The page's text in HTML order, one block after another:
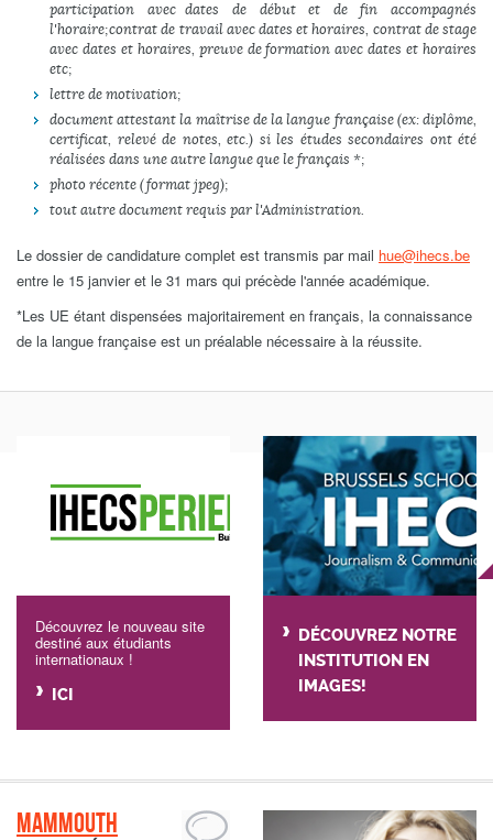
participation avec dates de début et de fin accompagnés
l'horaire; contrat de travail avec dates et horaires, contrat de stage
avec dates et horaires, preuve de formation avec dates et horaires
etc;
lettre de motivation;
document attestant la maîtrise de la langue française (ex: diplôme,
certificat, relevé de notes, etc.) si les études secondaires ont été
réalisées dans une autre langue que le français *;
photo récente (format jpeg);
tout autre document requis par l'Administration.
Le dossier de candidature complet est transmis par mail hue@ihecs.be
entre le 15 janvier et le 31 mars qui précède l'année académique.
*Les UE étant dispensées majoritairement en français, la connaissance
de la langue française est un préalable nécessaire à la réussite.
Découvrez le nouveau site
destiné aux étudiants
internationaux !
ICI
DÉCOUVREZ NOTRE
INSTITUTION EN
IMAGES!
Mammouth